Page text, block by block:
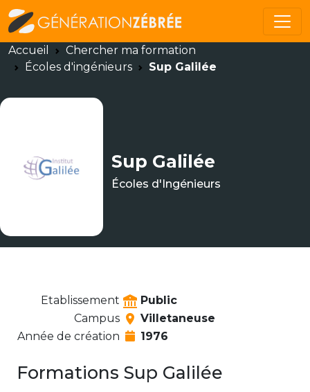
Accueil
Chercher ma formation
Écoles d'ingénieurs
Sup Galilée
Sup Galilée
Écoles d'Ingénieurs
Etablissement
Public
Campus
Villetaneuse
Année de création
1976
Formations Sup Galilée